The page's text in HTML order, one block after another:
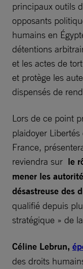
principaux outils
opposants
humains en
détentions
et les actes de
et protège les
dispensés de
Lors de ce point
plaidoyer
France,
reviendra sur le
mener les
désastreuse des
qualifié depuis
stratégique » de
Céline Lebrun,
des droits